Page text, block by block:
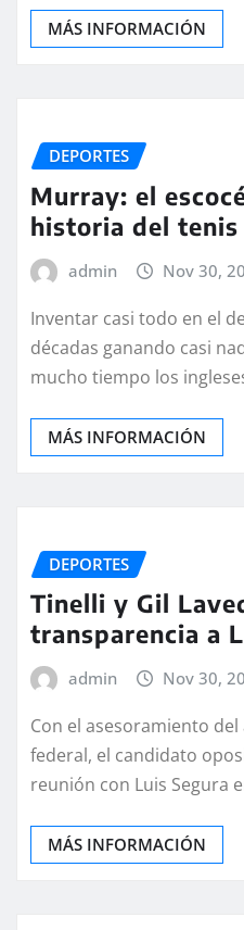
MÁS INFORMACIÓN
DEPORTES
Murray: el
historia del
admin Nov 30,
Inventar casi todo en el
décadas ganando casi
mucho tiempo los
MÁS INFORMACIÓN
DEPORTES
Tinelli y Gil
transparencia a
admin Nov 30,
Con el asesoramiento
federal, el candidato
reunión con Luis Segura
MÁS INFORMACIÓN